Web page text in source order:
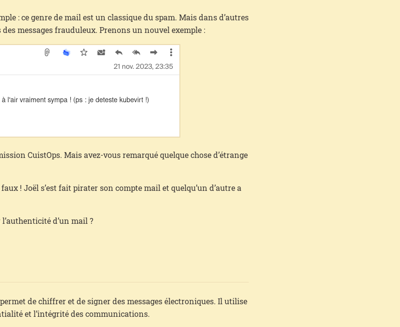
: ce genre de mail est un classique du spam. Mais dans d’autres
messages frauduleux. Prenons un nouvel exemple :
CuistOps. Mais avez-vous remarqué quelque chose d’étrange
! Joël s’est fait pirater son compte mail et quelqu’un d’autre a
d’un mail ?
de chiffrer et de signer des messages électroniques. Il utilise
et l’intégrité des communications.